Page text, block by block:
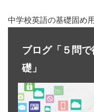
中学校英語の基礎固め
ブログ「５問
礎」